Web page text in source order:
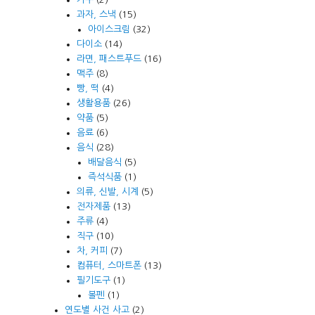
과자, 스낵 (15)
아이스크림 (32)
다이소(14)
라면, 패스트푸드(16)
맥주(8)
빵, 떡 (4)
생활용품(26)
약품(5)
음료(6)
음식 (28)
배달음식 (5)
즉석식품(1)
의류, 신발, 시계
(5)
전자제품(13)
주류(4)
직구(10)
차, 커피
(7)
컴퓨터, 스마트폰(13)
필기도구(1)
볼펜 (1)
연도별 사건 사고 (2)